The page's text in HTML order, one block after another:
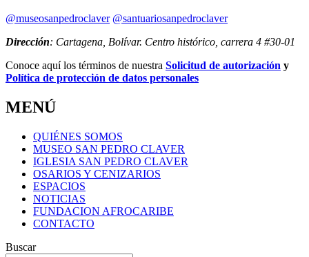
@museosanpedroclaver @santuariosanpedroclaver
Dirección: Cartagena, Bolívar. Centro histórico, carrera 4 #30-01
Conoce aquí los términos de nuestra Solicitud de autorización y
Política de protección de datos personales
MENÚ
QUIÉNES SOMOS
MUSEO SAN PEDRO CLAVER
IGLESIA SAN PEDRO CLAVER
OSARIOS Y CENIZARIOS
ESPACIOS
NOTICIAS
FUNDACION AFROCARIBE
CONTACTO
Buscar